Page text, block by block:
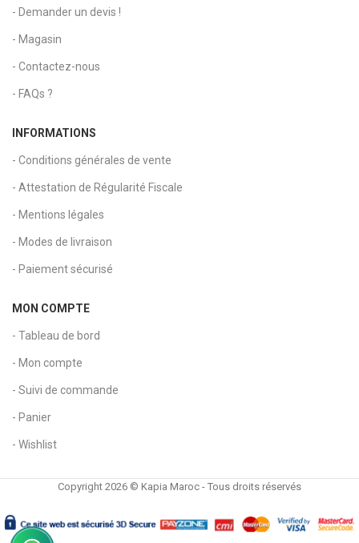
- Demander un devis !
- Magasin
- Contactez-nous
- FAQs ?
INFORMATIONS
- Conditions générales de vente
- Attestation de Régularité Fiscale
- Mentions légales
- Modes de livraison
- Paiement sécurisé
MON COMPTE
- Tableau de bord
- Mon compte
- Suivi de commande
- Panier
- Wishlist
Copyright 2026 © Kapia Maroc - Tous droits réservés